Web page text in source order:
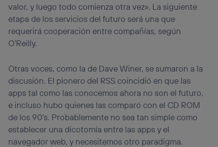
valor, y luego todo comienza otra vez». La siguiente
etapa de los servicios del futuro será una que
requerirá cooperación entre compañías, según
O’Reilly.
Otras voces, como la de Dave Winer, se sumaron a la
discusión. El pionero del RSS coincidió en que las
apps tal como las conocemos ahora no son el futuro,
e incluso hubo quienes las comparó con el CD ROM
de los 90’s. Probablemente no sea tan simple como
establecer una dicotomía entre las apps y el
navegador web, y necesitemos otro paradigma.